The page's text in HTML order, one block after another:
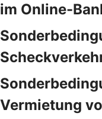
im Online-
Vermietung